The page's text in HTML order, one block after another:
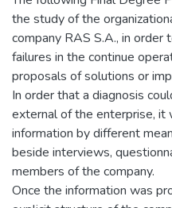
the study of the
company RAS S.A., in
failures in the continue
proposals of solutions or
In order that a diagnosis
external of the enterprise, it
information by different
beside interviews,
members of the company.
Once the information was